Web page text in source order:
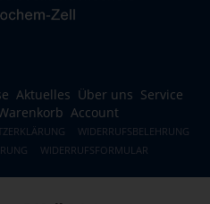
Aktuelles Über uns Service
Account
WIDERRUFSBELEHRUNG
WIDERRUFSFORMULAR